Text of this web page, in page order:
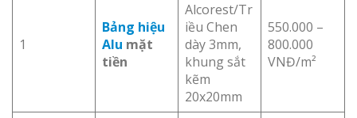
1
Bảng hiệu
Alu mặt
tiền
Alcorest/Tr
iều Chen
dày 3mm,
khung sắt
kẽm
20x20mm
550.000 –
800.000
VNĐ/m²